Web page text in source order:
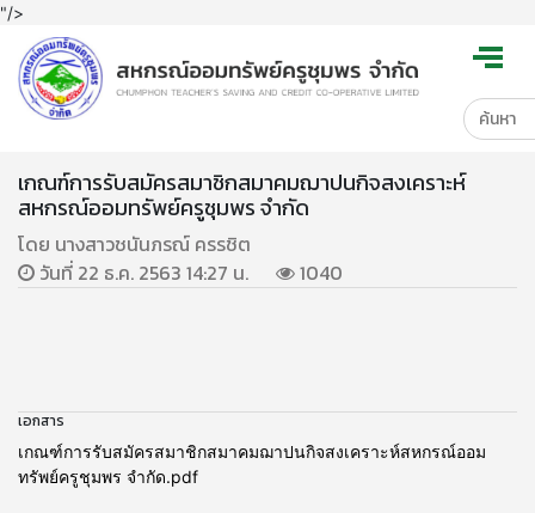
"/>
เกณฑ์การรับสมัครสมาชิกสมาคมฌาปนกิจสงเคราะห์
สหกรณ์ออมทรัพย์ครูชุมพร จำกัด
โดย นางสาวชนันภรณ์ ครรชิต
วันที่ 22 ธ.ค. 2563 14:27 น.
1040
เอกสาร
เกณฑ์การรับสมัครสมาชิกสมาคมฌาปนกิจสงเคราะห์สหกรณ์ออม
ทรัพย์ครูชุมพร จำกัด.pdf